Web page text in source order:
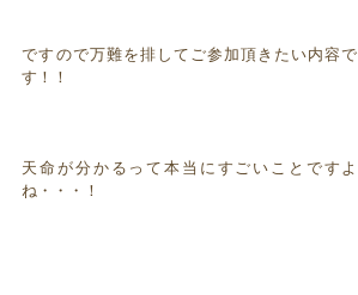
ですので万難を排してご参加頂きたい内容で
す！！
天命が分かるって本当にすごいことですよ
ね・・・！